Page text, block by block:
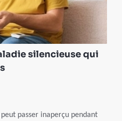
silencieuse qui
passer inaperçu pendant